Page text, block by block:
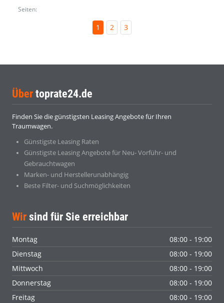
Seiten:
1 2 3
Über toprate24.de
Finden Sie die günstigsten Leasing Angebote für Ihren
Traumwagen.
Günstigste Leasing Raten
Günstigste Leasing Angebote für Neu- Vorführ- und
Gebrauchtwagen
Marken- und Herstellerunabhängig
Beste Filter- und Suchmöglichkeiten
Wir sind für Sie erreichbar
Montag
08:00 - 19:00
Dienstag
08:00 - 19:00
Mittwoch
08:00 - 19:00
Donnerstag
08:00 - 19:00
Freitag
08:00 - 19:00